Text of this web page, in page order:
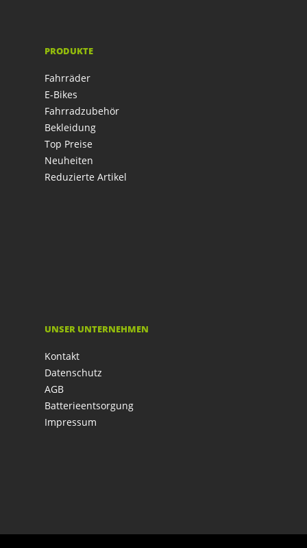
PRODUKTE
Fahrräder
E-Bikes
Fahrradzubehör
Bekleidung
Top Preise
Neuheiten
Reduzierte Artikel
UNSER UNTERNEHMEN
Kontakt
Datenschutz
AGB
Batterieentsorgung
Impressum